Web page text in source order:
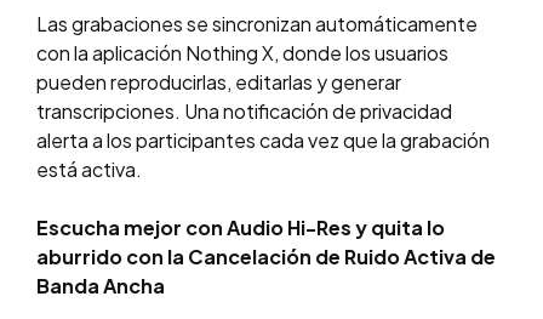
Las grabaciones se sincronizan automáticamente
con la aplicación Nothing X, donde los usuarios
pueden reproducirlas, editarlas y generar
transcripciones. Una notificación de privacidad
alerta a los participantes cada vez que la grabación
está activa.
Escucha mejor con Audio Hi-Res y quita lo
aburrido con la Cancelación de Ruido Activa de
Banda Ancha